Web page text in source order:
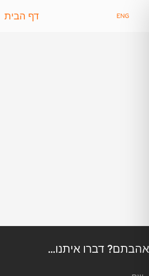
ENG דף הבית
אהבתם? דברו איתנו...